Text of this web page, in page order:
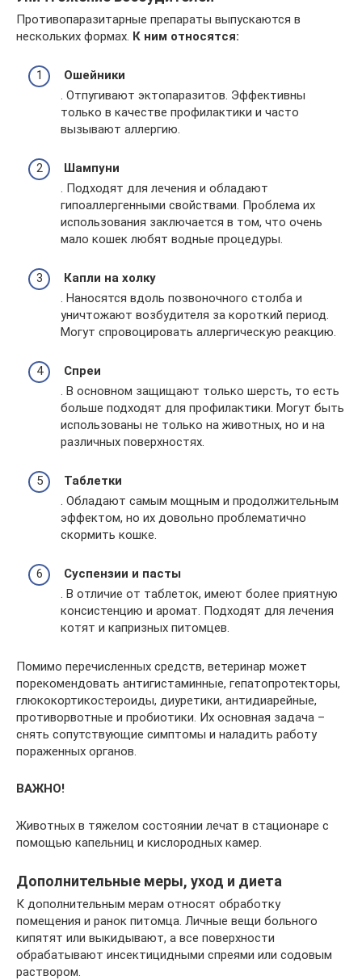
Противопаразитарные препараты выпускаются в
нескольких формах. К ним относятся:
Ошейники
. Отпугивают эктопаразитов. Эффективны
только в качестве профилактики и часто
вызывают аллергию.
Шампуни
. Подходят для лечения и обладают
гипоаллергенными свойствами. Проблема их
использования заключается в том, что очень
мало кошек любят водные процедуры.
Капли на холку
. Наносятся вдоль позвоночного столба и
уничтожают возбудителя за короткий период.
Могут спровоцировать аллергическую реакцию.
Спреи
. В основном защищают только шерсть, то есть
больше подходят для профилактики. Могут быть
использованы не только на животных, но и на
различных поверхностях.
Таблетки
. Обладают самым мощным и продолжительным
эффектом, но их довольно проблематично
скормить кошке.
Суспензии и пасты
. В отличие от таблеток, имеют более приятную
консистенцию и аромат. Подходят для лечения
котят и капризных питомцев.
Помимо перечисленных средств, ветеринар может
порекомендовать антигистаминные, гепатопротекторы,
глюкокортикостероиды, диуретики, антидиарейные,
противорвотные и пробиотики. Их основная задача –
снять сопутствующие симптомы и наладить работу
пораженных органов.
ВАЖНО!
Животных в тяжелом состоянии лечат в стационаре с
помощью капельниц и кислородных камер.
Дополнительные меры, уход и диета
К дополнительным мерам относят обработку
помещения и ранок питомца. Личные вещи больного
кипятят или выкидывают, а все поверхности
обрабатывают инсектицидными спреями или содовым
раствором.